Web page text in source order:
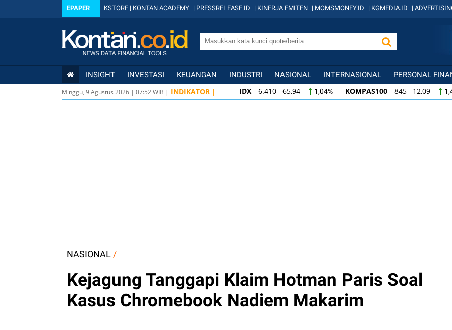
EPAPER KSTORE | KONTAN ACADEMY | PRESSRELEASE.ID | KINERJA EMITEN | MOMSMONEY.ID | KGMEDIA.ID |
INSIGHT INVESTASI KEUANGAN INDUSTRI NASIONAL INTERNASIONAL PERSONAL
Minggu, 9 Agustus 2026 | 07:52WIB | INDIKATOR | IDX 6.410 65,94 1,04% KOMPAS100 845 12,09
KOMPAS100 845 12,09 1,45% LQ45 640 9,44
NASIONAL /
Kejagung Tanggapi Klaim Hotman Paris Soal
Kasus Chromebook Nadiem Makarim